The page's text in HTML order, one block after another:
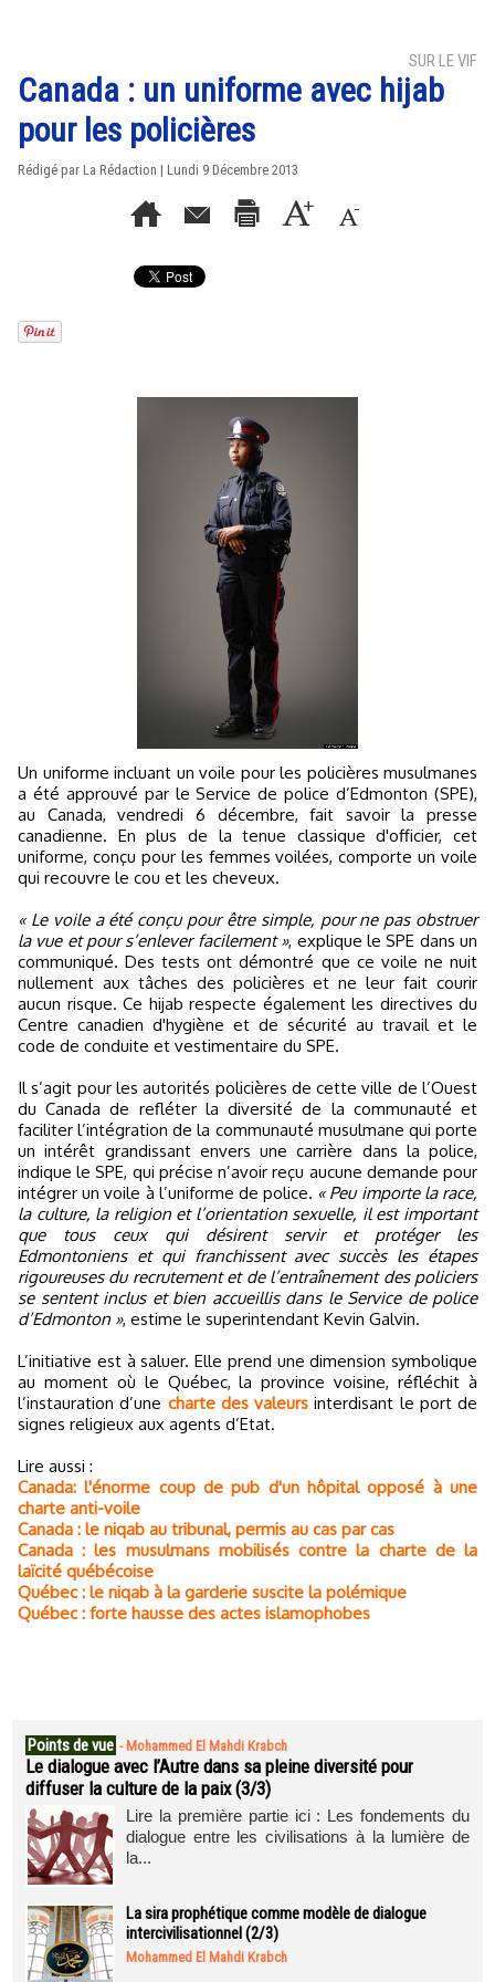
SUR LE VIF
Canada : un uniforme avec hijab
pour les policières
Rédigé par La Rédaction | Lundi 9 Décembre 2013
Un uniforme incluant un voile pour les policières musulmanes
a été approuvé par le Service de police d’Edmonton (SPE),
au Canada, vendredi 6 décembre, fait savoir la presse
canadienne. En plus de la tenue classique d'officier, cet
uniforme, conçu pour les femmes voilées, comporte un voile
qui recouvre le cou et les cheveux.
« Le voile a été conçu pour être simple, pour ne pas obstruer
la vue et pour s’enlever facilement », explique le SPE dans un
communiqué. Des tests ont démontré que ce voile ne nuit
nullement aux tâches des policières et ne leur fait courir
aucun risque. Ce hijab respecte également les directives du
Centre canadien d'hygiène et de sécurité au travail et le
code de conduite et vestimentaire du SPE.
Il s’agit pour les autorités policières de cette ville de l’Ouest
du Canada de refléter la diversité de la communauté et
faciliter l’intégration de la communauté musulmane qui porte
un intérêt grandissant envers une carrière dans la police,
indique le SPE, qui précise n’avoir reçu aucune demande pour
intégrer un voile à l’uniforme de police. « Peu importe la race,
la culture, la religion et l’orientation sexuelle, il est important
que tous ceux qui désirent servir et protéger les
Edmontoniens et qui franchissent avec succès les étapes
rigoureuses du recrutement et de l’entraînement des policiers
se sentent inclus et bien accueillis dans le Service de police
d’Edmonton », estime le superintendant Kevin Galvin.
L’initiative est à saluer. Elle prend une dimension symbolique
au moment où le Québec, la province voisine, réfléchit à
l’instauration d’une charte des valeurs interdisant le port de
signes religieux aux agents d’Etat.
Lire aussi :
Canada: l'énorme coup de pub d'un hôpital opposé à une
charte anti-voile
Canada : le niqab au tribunal, permis au cas par cas
Canada : les musulmans mobilisés contre la charte de la
laïcité québécoise
Québec : le niqab à la garderie suscite la polémique
Québec : forte hausse des actes islamophobes
Points de vue - Mohammed El Mahdi Krabch
Le dialogue avec l’Autre dans sa pleine diversité pour
diffuser la culture de la paix (3/3)
Lire la première partie ici : Les fondements du
dialogue entre les civilisations à la lumière de
la...
La sira prophétique comme modèle de dialogue
intercivilisationnel (2/3)
Mohammed El Mahdi Krabch